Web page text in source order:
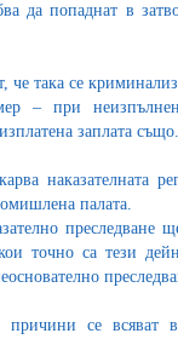
да попаднат в
че така се
– при
заплата също.
наказателната
палата.
преследване
точно са тези
причини се